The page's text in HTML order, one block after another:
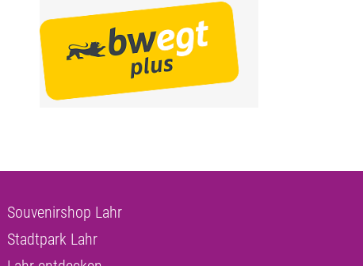
Souvenirshop Lahr
Stadtpark Lahr